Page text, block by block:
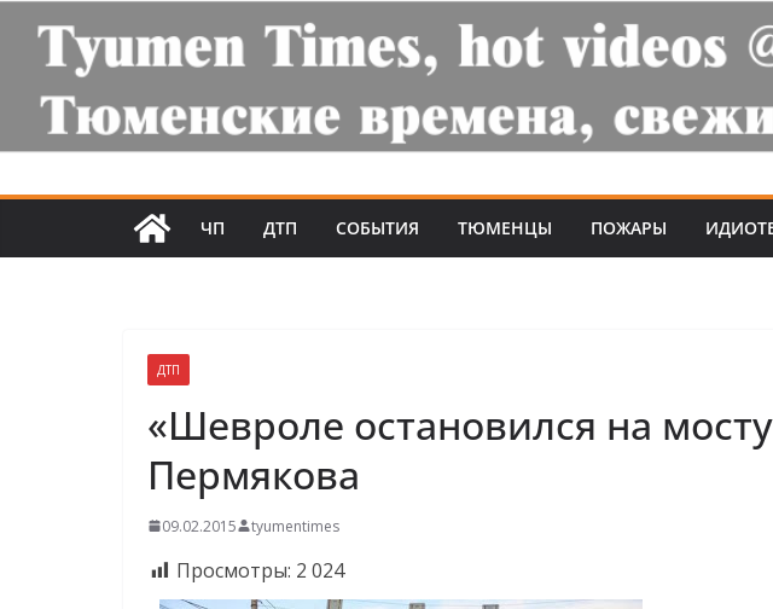
ЧП ДТП СОБЫТИЯ ТЮМЕНЦЫ ПОЖАРЫ
ДТП
«Шевроле остановился на
Пермякова
09.02.2015 tyumentimes
Просмотры: 2 024